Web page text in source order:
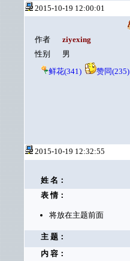
2015-10-19 12:00:01
作者
ziyexing
性别
男
鲜花(341)
赞同(235)
2015-10-19 12:32:55
姓 名：
表 情：
将放在主题前面
主 题：
内 容：